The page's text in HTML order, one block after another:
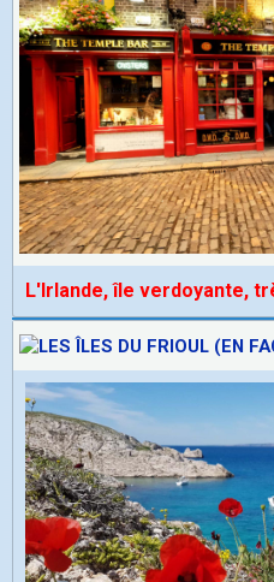
L'Irlande, île verdoyante,